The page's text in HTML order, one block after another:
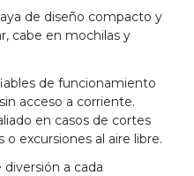
de diseño compacto y
cabe en mochilas y
de funcionamiento
acceso a corriente.
en casos de cortes
excursiones al aire libre.
a cada